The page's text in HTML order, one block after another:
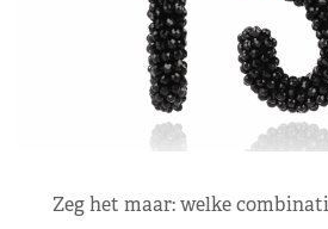
Zeg het maar: welke